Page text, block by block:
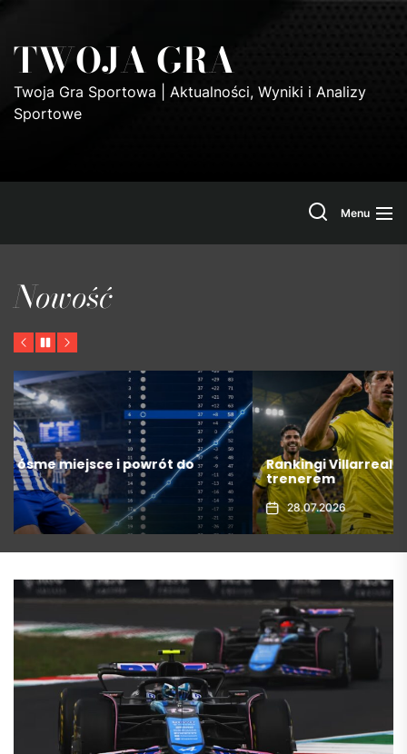
the
content
TWOJA GRA
Twoja Gra Sportowa | Aktualności, Wyniki i Analizy
Sportowe
SearchMenu
Nowość
Previous
PauseNext
Rankingi Villarreal: rekordowy sezon i rozstanie z
trenerem
28.07.2026